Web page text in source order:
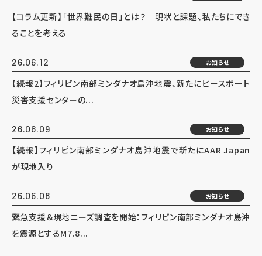
【コラム更新】「世界難民の日」とは？ 現状と課題、私たちにでき
ることを考える
26.06.12 お知らせ
【続報2】フィリピン南部ミンダナオ島沖地震、新たにピースボート
災害支援センターの...
26.06.09 お知らせ
【続報】フィリピン南部ミンダナオ島沖地震で新たにAAR Japan
が現地入り
26.06.08 お知らせ
緊急支援＆現地ニーズ調査を開始：フィリピン南部ミンダナオ島沖
を震源とするM7.8...